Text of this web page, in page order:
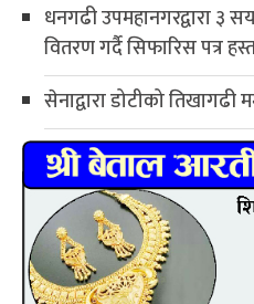
धनगढी उपमहानगरद्वारा ३ सय
वितरण गर्दै सिफारिस पत्र
सेनाद्वारा डोटीको तिखागढी